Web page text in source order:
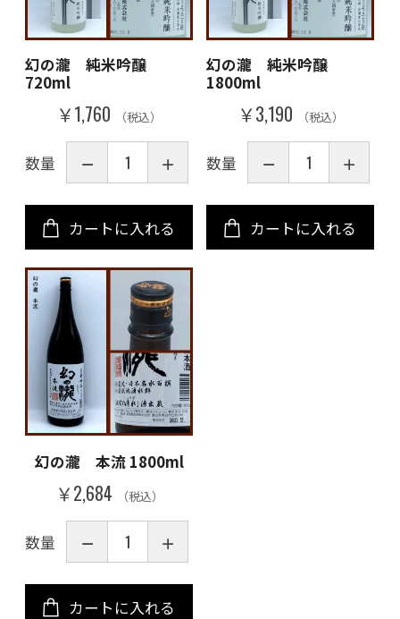
幻の瀧 純米吟醸
720ml
￥1,760 （税込）
数量
カートに入れる
幻の瀧 純米吟醸
1800ml
￥3,190 （税込）
数量
カートに入れる
幻の瀧 本流 1800ml
￥2,684 （税込）
数量
カートに入れる
お買い物を続ける